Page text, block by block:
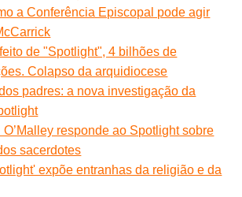
a Conferência Episcopal pode agir
de "Spotlight", 4 bilhões de
Colapso da arquidiocese
padres: a nova investigação da
O’Malley responde ao Spotlight sobre
sacerdotes
expõe entranhas da religião e da